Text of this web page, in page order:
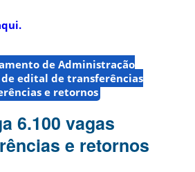
de Administração
edital de transferências
e retornos
6.100 vagas
e retornos